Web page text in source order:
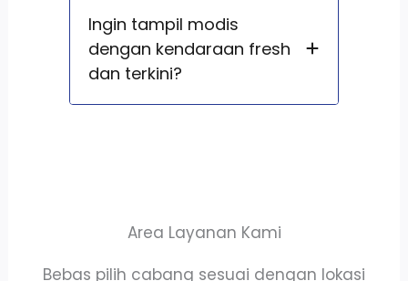
Ingin tampil modis
dengan kendaraan fresh
dan terkini?
Area Layanan Kami
Bebas pilih cabang sesuai dengan lokasi